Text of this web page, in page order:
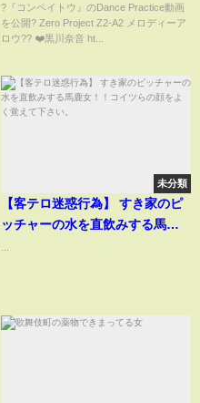
?『コンペイトウ』のDance Practice動画
を公開? Zero Project Z2-A2 メロディーア
ロウ?? ❤️黒川奈音 ht...
未分類
【客テロ迷惑行為】 すき家のピ
ッチャーの水を直飲みする馬鹿
...